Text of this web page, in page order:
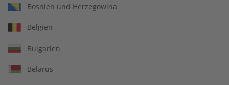
Jahrgang 2025
€ 69,90
Bosnien und Herzegowina
Belgien
Bulgarien
Belarus